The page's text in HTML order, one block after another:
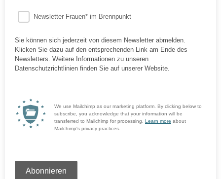
Newsletter Frauen* im Brennpunkt
Sie können sich jederzeit von diesem Newsletter abmelden.
Klicken Sie dazu auf den entsprechenden Link am Ende des
Newsletters. Weitere Informationen zu unseren
Datenschutzrichtlinien finden Sie auf unserer Website.
We use Mailchimp as our marketing platform. By clicking below to
subscribe, you acknowledge that your information will be
transferred to Mailchimp for processing. Learn more about
Mailchimp's privacy practices.